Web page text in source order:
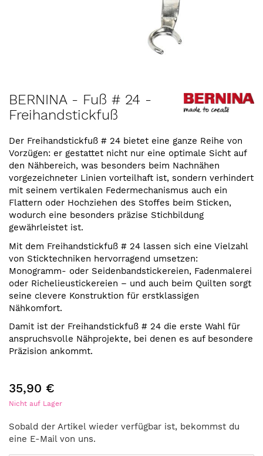
Anfang
der
springen
BERNINA - Fuß # 24 -
Freihandstickfuß
Der Freihandstickfuß # 24 bietet eine ganze Reihe von
Vorzügen: er gestattet nicht nur eine optimale Sicht auf
den Nähbereich, was besonders beim Nachnähen
vorgezeichneter Linien vorteilhaft ist, sondern verhindert
mit seinem vertikalen Federmechanismus auch ein
Flattern oder Hochziehen des Stoffes beim Sticken,
wodurch eine besonders präzise Stichbildung
gewährleistet ist.
Mit dem Freihandstickfuß # 24 lassen sich eine Vielzahl
von Sticktechniken hervorragend umsetzen:
Monogramm- oder Seidenbandstickereien, Fadenmalerei
oder Richelieustickereien – und auch beim Quilten sorgt
seine clevere Konstruktion für erstklassigen
Nähkomfort.
Damit ist der Freihandstickfuß # 24 die erste Wahl für
anspruchsvolle Nähprojekte, bei denen es auf besondere
Präzision ankommt.
35,90 €
Nicht auf Lager
Sobald der Artikel wieder verfügbar ist, bekommst du
eine E-Mail von uns.